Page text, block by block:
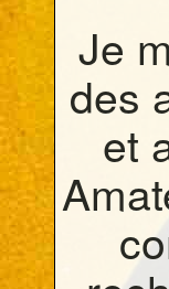
Je
des
et